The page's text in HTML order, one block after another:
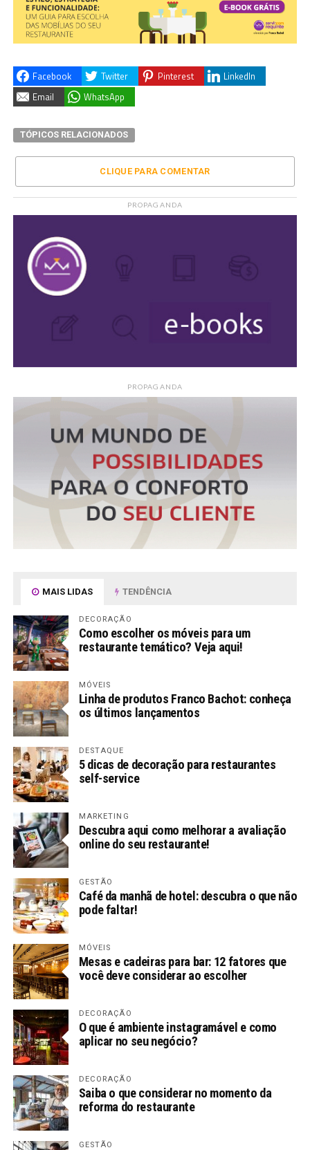
Facebook Twitter Pinterest
LinkedIn
Email
WhatsApp
TÓPICOS RELACIONADOS
CLIQUE PARA COMENTAR
PROPAGANDA
PROPAGANDA
MAIS LIDAS TENDÊNCIA
DECORAÇÃO
Como escolher os móveis para um
restaurante temático? Veja aqui!
MÓVEIS
Linha de produtos Franco Bachot: conheça
os últimos lançamentos
DESTAQUE
5 dicas de decoração para restaurantes
self-service
MARKETING
Descubra aqui como melhorar a avaliação
online do seu restaurante!
GESTÃO
Café da manhã de hotel: descubra o que não
pode faltar!
MÓVEIS
Mesas e cadeiras para bar: 12 fatores que
você deve considerar ao escolher
DECORAÇÃO
O que é ambiente instagramável e como
aplicar no seu negócio?
DECORAÇÃO
Saiba o que considerar no momento da
reforma do restaurante
GESTÃO